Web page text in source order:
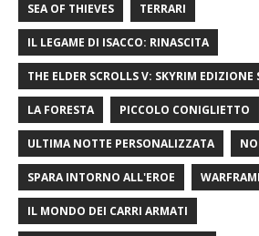
SEA OF ​​THIEVES TERRARI
IL LEGAME DI ISACCO: RINASCITA
THE ELDER SCROLLS V: SKYRIM EDIZIONE
LA FORESTA PICCOLO CONIGLIETTO
ULTIMA NOTTE PERSONALIZZATA
SPARA INTORNO ALL'EROE
IL MONDO DEI CARRI ARMATI